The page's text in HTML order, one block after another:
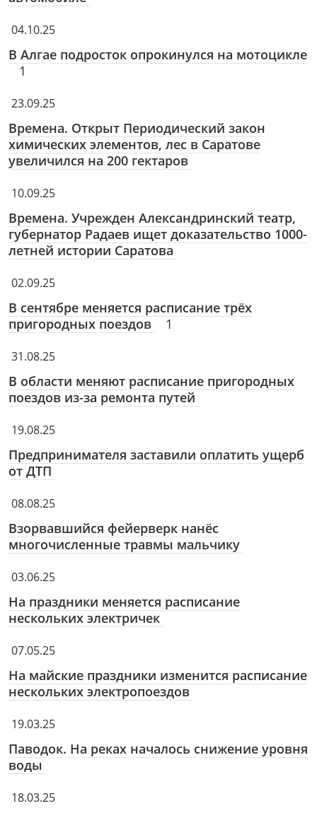
04.10.25
В Алгае подросток опрокинулся на мотоцикле
1
23.09.25
Времена. Открыт Периодический закон
химических элементов, лес в Саратове
увеличился на 200 гектаров
10.09.25
Времена. Учрежден Александринский театр,
губернатор Радаев ищет доказательство 1000-
летней истории Саратова
02.09.25
В сентябре меняется расписание трёх
пригородных поездов
1
31.08.25
В области меняют расписание пригородных
поездов из-за ремонта путей
19.08.25
Предпринимателя заставили оплатить ущерб
от ДТП
08.08.25
Взорвавшийся фейерверк нанёс
многочисленные травмы мальчику
03.06.25
На праздники меняется расписание
нескольких электричек
07.05.25
На майские праздники изменится расписание
нескольких электропоездов
19.03.25
Паводок. На реках началось снижение уровня
воды
18.03.25